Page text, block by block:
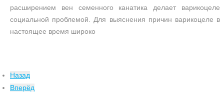
расширением вен семенного канатика делает варикоцеле
социальной проблемой. Для выяснения причин варикоцеле в
настоящее время широко
Назад
Вперёд